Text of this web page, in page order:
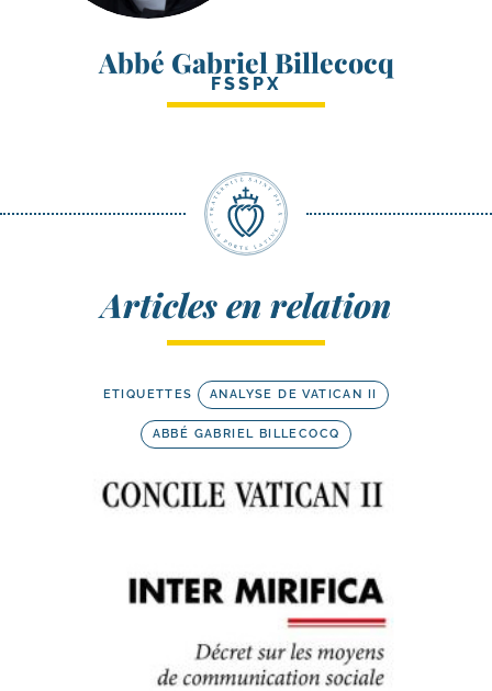
Abbé Gabriel Billecocq
FSSPX
Articles en relation
ETIQUETTES ANALYSE DE VATICAN II
ABBÉ GABRIEL BILLECOCQ